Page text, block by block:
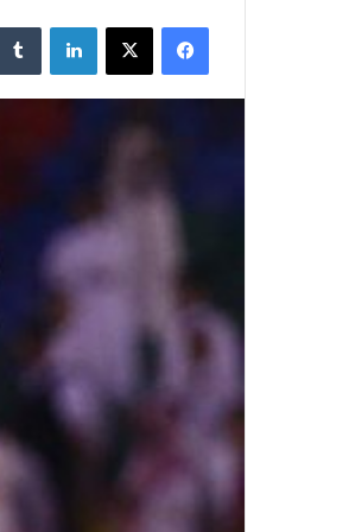
فيسبوك
‫X لينكدإن